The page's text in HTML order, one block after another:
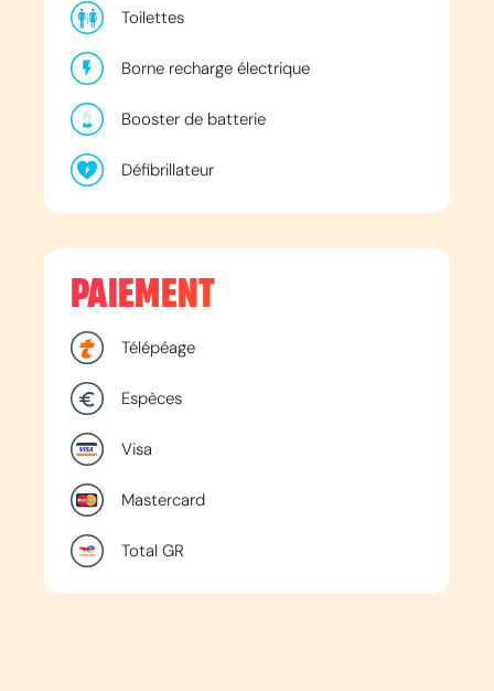
Toilettes
Borne recharge électrique
Booster de batterie
Défibrillateur
PAIEMENT
Télépéage
Espèces
Visa
Mastercard
Total GR